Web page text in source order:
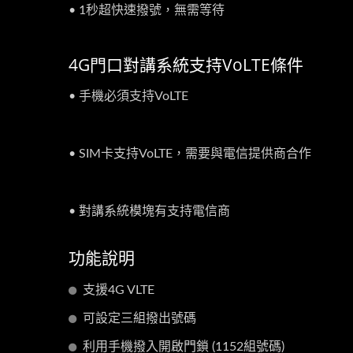
• 1秒超快速撥號，無需等待
4G門口對講系統支持VoLTE條件
• 手機必須支持VoLTE
• SIM卡支持VoLTE，需要與電信提供商合作
• 對講系統模塊有支持電信商
功能說明
支援4G VLTE
可設定三組撥出號碼
利用手機撥入開啟門鎖 (1152組號碼)
影像門口對講機